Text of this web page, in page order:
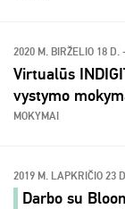
2020 M. BIRŽELIO 18 D.
Virtualūs
vystymo
MOKYMAI
2019 M. LAPKRIČIO 23
Darbo su